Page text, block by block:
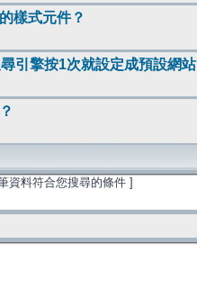
樣式元件？
引擎按1次就設定成預設網站
資料符合您搜尋的條件 ]